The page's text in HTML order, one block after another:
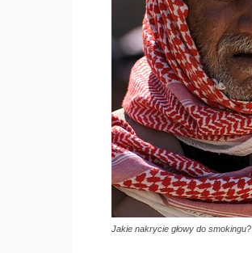
Jakie nakrycie głowy do smokingu?